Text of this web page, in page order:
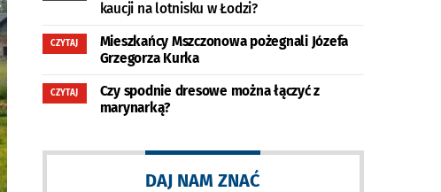
kaucji na lotnisku w Łodzi?
CZYTAJ
Mieszkańcy Mszczonowa pożegnali Józefa
Grzegorza Kurka
CZYTAJ
Czy spodnie dresowe można łączyć z
marynarką?
DAJ NAM ZNAĆ